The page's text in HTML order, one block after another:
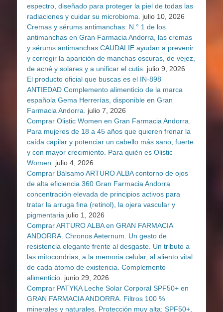
espectro, diseñado para proteger la piel de todas las
radiaciones y cuidar su microbioma.
julio 10, 2026
Cremas y sérums antimanchas: N.° 1 de los
antimanchas en Gran Farmacia Andorra, las cremas
y sérums antimanchas CAUDALIE ayudan a prevenir
y corregir la aparición de manchas oscuras, de vejez,
de acné y solares y a unificar el cutis. julio 9, 2026
El producto oficial que buscas es el IN-898
ANTIEDAD Complemento alimenticio de la marca
española Gema Herrerías, disponible en Gran
Farmacia Andorra.
julio 7, 2026
Comprar Olistic Women en Gran Farmacia Andorra.
Para mujeres de 18 a 45 años que quieren frenar la
caída capilar y potenciar un cabello más sano, fuerte
y con mayor crecimiento. Para quién es Olistic
Women: julio 4, 2026
Comprar Bálsamo ARTURO ALBA contorno de ojos
de alta eficiencia 360 Gran Farmacia Andorra
concentración elevada de principios activos para
tratar la arruga fina (retinol), la ojera vascular y
pigmentaria julio 1, 2026
Comprar ARTURO ALBA en GRAN FARMACIA
ANDORRA. Chronos Aeternum. Un gesto de
resistencia elegante frente al desgaste. Un tributo a
las mitocondrias, a la memoria celular, al aliento vital
de cada átomo de existencia. Complemento
alimenticio. junio 29, 2026
Comprar PATYKA Leche Solar Corporal SPF50+ en
GRAN FARMACIA ANDORRA. Filtros 100 %
minerales y naturales. Protección muy alta: SPF50+,